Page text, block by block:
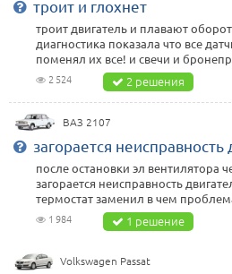
троит и глохнет
троит двигатель и плавают
диагностика показала что все
поменял их все! и свечи и
2 524 2 решения
ВАЗ 2107
загорается неисправность
после остановки эл вентилятора
загорается неисправность
термостат заменил в чем
1 984 1 решение
Volkswagen Passat